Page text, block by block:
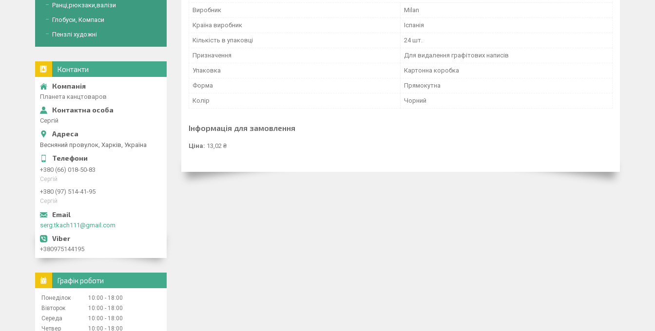
Виробник Milan
Країна виробник Іспанія
Кількість в упаковці 24 шт.
Призначення Для видалення графітових написів
Упаковка Картонна коробка
Форма Прямокутна
Колір Чорний
Інформація для замовлення
Ціна: 13,02 ₴
Ранці,рюкзаки,валізи
Глобуси, Компаси
Пензлі художні
Контакти
Планета канцтоваров
Сергій
Весняний провулок, Харків, Україна
+380 (66) 018-50-83
Сергій
+380 (97) 514-41-95
Сергій
serg.tkach111@gmail.com
+380975144195
Графік роботи
Понеділок 10:00
18:00
Вівторок
10:00
18:00
Середа
10:00
18:00
Четвер
10:00 18:00